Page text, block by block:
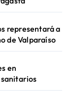
representará a
de Valparaíso
en